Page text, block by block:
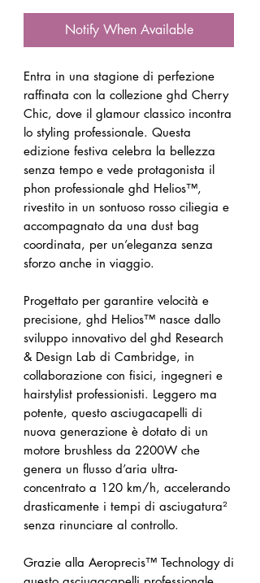
Notify When Available
Entra in una stagione di perfezione
raffinata con la collezione ghd Cherry
Chic, dove il glamour classico incontra
lo styling professionale. Questa
edizione festiva celebra la bellezza
senza tempo e vede protagonista il
phon professionale ghd Helios™,
rivestito in un sontuoso rosso ciliegia e
accompagnato da una dust bag
coordinata, per un’eleganza senza
sforzo anche in viaggio.
Progettato per garantire velocità e
precisione, ghd Helios™ nasce dallo
sviluppo innovativo del ghd Research
& Design Lab di Cambridge, in
collaborazione con fisici, ingegneri e
hairstylist professionisti. Leggero ma
potente, questo asciugacapelli di
nuova generazione è dotato di un
motore brushless da 2200W che
genera un flusso d’aria ultra-
concentrato a 120 km/h, accelerando
drasticamente i tempi di asciugatura²
senza rinunciare al controllo.
Grazie alla Aeroprecis™ Technology di